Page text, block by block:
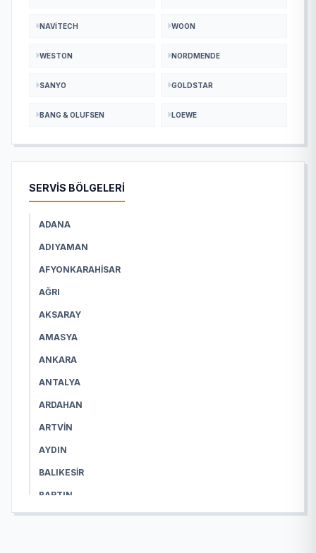
NAVITECH WOON
WESTON NORDMENDE
SANYO GOLDSTAR
BANG & OLUFSEN LOEWE
SERVİS BÖLGELERİ
ADANA
ADIYAMAN
AFYONKARAHISAR
AĞRI
AKSARAY
AMASYA
ANKARA
ANTALYA
ARDAHAN
ARTVIN
AYDIN
BALIKESIR
BARTIN
BATMAN